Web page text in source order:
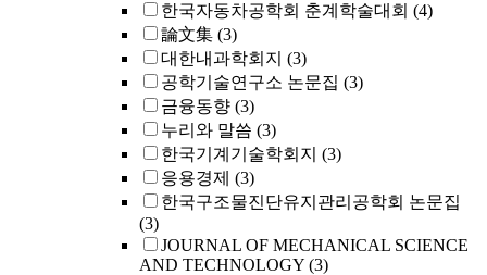
한국자동차공학회 춘계학술대회 (4)
論文集 (3)
대한내과학회지 (3)
공학기술연구소 논문집 (3)
금융동향 (3)
누리와 말씀 (3)
한국기계기술학회지 (3)
응용경제 (3)
한국구조물진단유지관리공학회 논문집
(3)
JOURNAL OF MECHANICAL SCIENCE
AND TECHNOLOGY (3)